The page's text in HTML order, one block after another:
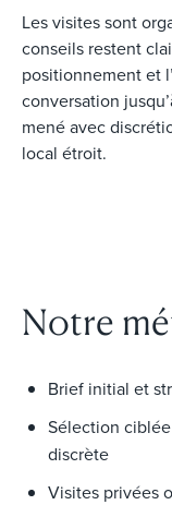
Les visites sont
conseils restent
positionnement et
conversation
mené avec
local étroit.
Notre
Brief initial et
Sélection
discrète
Visites privées